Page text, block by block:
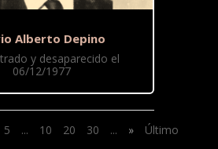
Alberto Depino
y desaparecido el
06/12/1977
5 ... 10 20 30 ... » Último